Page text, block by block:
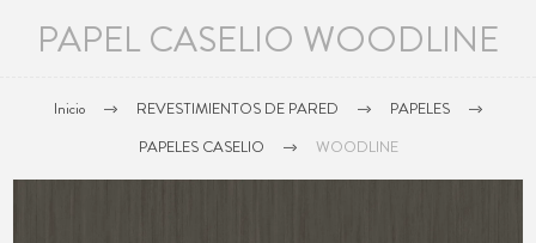
PAPEL CASELIO WOODLINE
Inicio REVESTIMIENTOS DE PARED
PAPELES
PAPELES CASELIO
WOODLINE